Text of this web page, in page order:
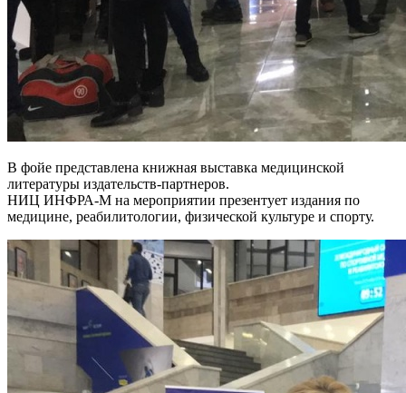
В фойе представлена книжная выставка медицинской
литературы издательств-партнеров.
НИЦ ИНФРА-М на мероприятии презентует издания по
медицине, реабилитологии, физической культуре и спорту.